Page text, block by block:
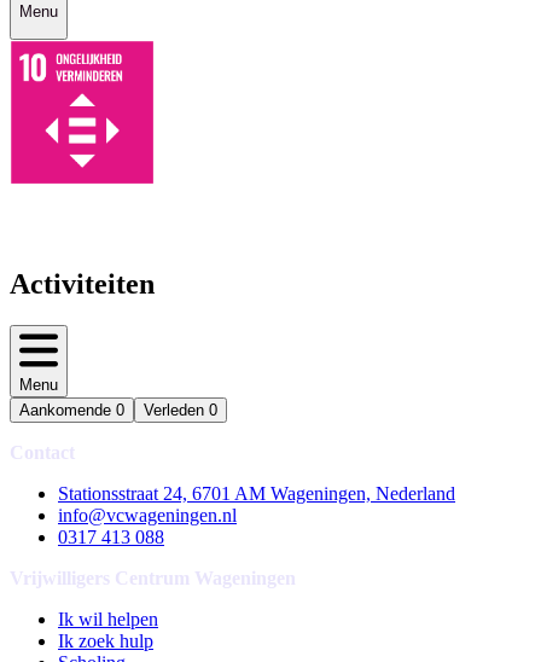
Menu
Activiteiten
Menu
Aankomende 0 Verleden 0
Contact
Stationsstraat 24, 6701 AM Wageningen, Nederland
info@vcwageningen.nl
0317 413 088
Vrijwilligers Centrum Wageningen
Ik wil helpen
Ik zoek hulp